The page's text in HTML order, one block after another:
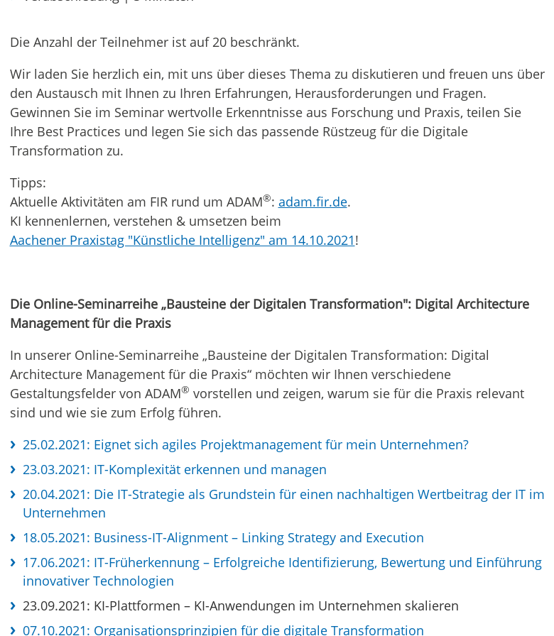
Die Anzahl der Teilnehmer ist auf 20 beschränkt.
Wir laden Sie herzlich ein, mit uns über dieses Thema zu diskutieren und freuen uns über
den Austausch mit Ihnen zu Ihren Erfahrungen, Herausforderungen und Fragen.
Gewinnen Sie im Seminar wertvolle Erkenntnisse aus Forschung und Praxis, teilen Sie
Ihre Best Practices und legen Sie sich das passende Rüstzeug für die Digitale
Transformation zu.
Tipps:
Aktuelle Aktivitäten am FIR rund um ADAM®: adam.fir.de.
KI kennenlernen, verstehen & umsetzen beim
Aachener Praxistag "Künstliche Intelligenz" am 14.10.2021!
Die Online-Seminarreihe „Bausteine der Digitalen Transformation": Digital Architecture
Management für die Praxis
In unserer Online-Seminarreihe „Bausteine der Digitalen Transformation: Digital
Architecture Management für die Praxis“ möchten wir Ihnen verschiedene
Gestaltungsfelder von ADAM® vorstellen und zeigen, warum sie für die Praxis relevant
sind und wie sie zum Erfolg führen.
25.02.2021: Eignet sich agiles Projektmanagement für mein Unternehmen?
23.03.2021: IT-Komplexität erkennen und managen
20.04.2021: Die IT-Strategie als Grundstein für einen nachhaltigen Wertbeitrag der IT im
Unternehmen
18.05.2021: Business-IT-Alignment – Linking Strategy and Execution
17.06.2021: IT-Früherkennung – Erfolgreiche Identifizierung, Bewertung und Einführung
innovativer Technologien
23.09.2021: KI-Plattformen – KI-Anwendungen im Unternehmen skalieren
07.10.2021: Organisationsprinzipien für die digitale Transformation